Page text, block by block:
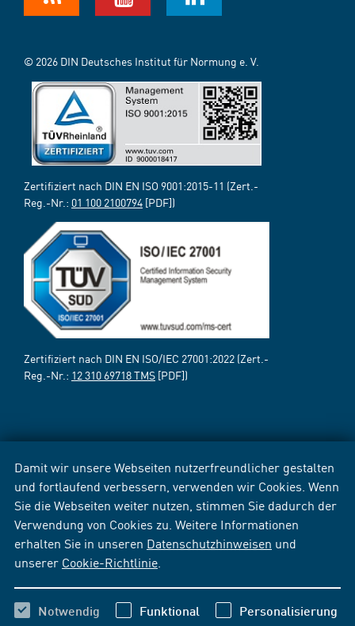
Damit wir unsere Webseiten nutzerfreundlicher gestalten
und fortlaufend verbessern, verwenden wir Cookies. Wenn
Sie die Webseiten weiter nutzen, stimmen Sie dadurch der
Verwendung von Cookies zu. Weitere Informationen
erhalten Sie in unseren Datenschutzhinweisen und
unserer Cookie-Richtlinie
Notwendig Funktional Personalisierung
© 2026 DIN Deutsches Institut für Normung e. V.
Zertifiziert nach DIN EN ISO 9001:2015-11 (Zert.-
Reg.-Nr.: 01 100 2100794 [PDF])
Zertifiziert nach DIN EN ISO/IEC 27001:2022 (Zert.-
Reg.-Nr.: 12 310 69718 TMS [PDF])